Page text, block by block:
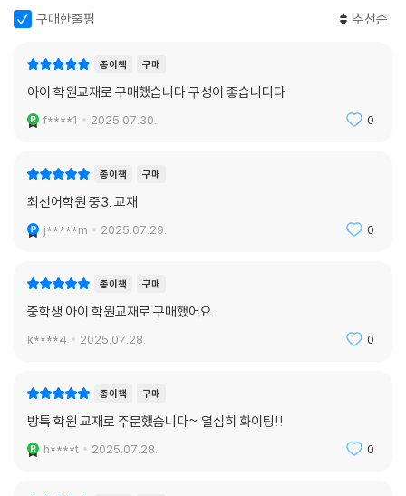
구매한줄평 추천순
종이책 구매
아이 학원교재로 구매했습니다 구성이 좋습니디다
f****1 2025.07.30. 0
종이책 구매
최선어학원 중3. 교재
j*****m 2025.07.29. 0
종이책 구매
중학생 아이 학원교재로 구매했어요
k****4 2025.07.28. 0
종이책 구매
방특 학원 교재로 주문했습니다~ 열심히 화이팅!!
h****t 2025.07.28. 0